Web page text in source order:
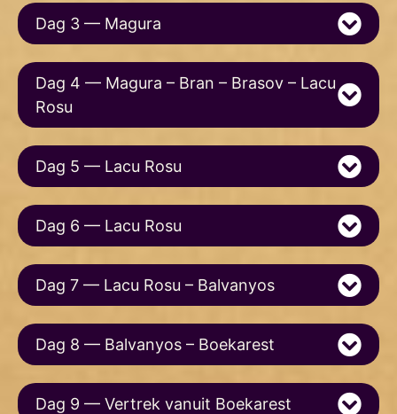
Dag 3 — Magura
Dag 4 — Magura – Bran – Brasov – Lacu
Rosu
Dag 5 — Lacu Rosu
Dag 6 — Lacu Rosu
Dag 7 — Lacu Rosu – Balvanyos
Dag 8 — Balvanyos – Boekarest
Dag 9 — Vertrek vanuit Boekarest